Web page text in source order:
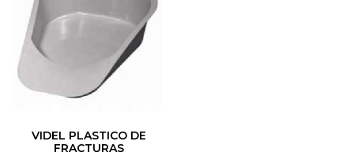
VIDEL PLASTICO DE
FRACTURAS